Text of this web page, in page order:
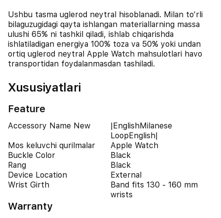
Ushbu tasma uglerod neytral hisoblanadi. Milan to‘rli
bilaguzugidagi qayta ishlangan materiallarning massa
ulushi 65% ni tashkil qiladi, ishlab chiqarishda
ishlatiladigan energiya 100% toza va 50% yoki undan
ortiq uglerod neytral Apple Watch mahsulotlari havo
transportidan foydalanmasdan tashiladi.
Xususiyatlari
Feature
Accessory Name New
|EnglishMilanese
LoopEnglish|
Mos keluvchi qurilmalar
Apple Watch
Buckle Color
Black
Rang
Black
Device Location
External
Wrist Girth
Band fits 130 - 160 mm
wrists
Warranty